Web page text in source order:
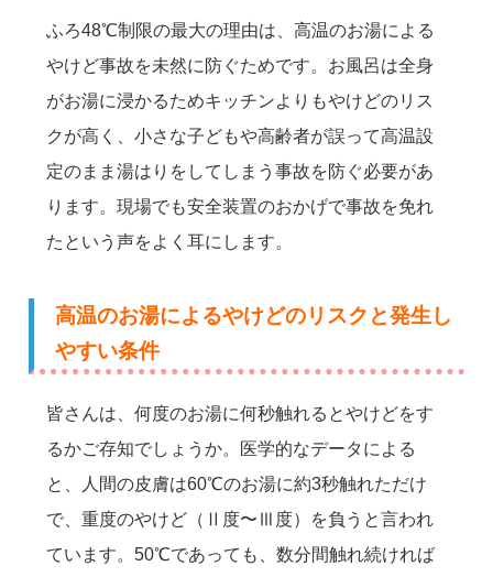
ふろ48℃制限の最大の理由は、高温のお湯による
やけど事故を未然に防ぐためです。お風呂は全身
がお湯に浸かるためキッチンよりもやけどのリス
クが高く、小さな子どもや高齢者が誤って高温設
定のまま湯はりをしてしまう事故を防ぐ必要があ
ります。現場でも安全装置のおかげで事故を免れ
たという声をよく耳にします。
高温のお湯によるやけどのリスクと発生し
やすい条件
皆さんは、何度のお湯に何秒触れるとやけどをす
るかご存知でしょうか。医学的なデータによる
と、人間の皮膚は60℃のお湯に約3秒触れただけ
で、重度のやけど（Ⅱ度〜Ⅲ度）を負うと言われ
ています。50℃であっても、数分間触れ続ければ